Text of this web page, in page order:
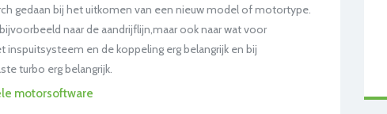
gedaan bij het uitkomen van een nieuw model of motortype.
naar de aandrijflijn,maar ook naar wat voor
inspuitsysteem en de koppeling erg belangrijk en bij
turbo erg belangrijk.
motorsoftware